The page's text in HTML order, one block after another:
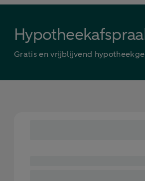
Gratis en vrijblijvend